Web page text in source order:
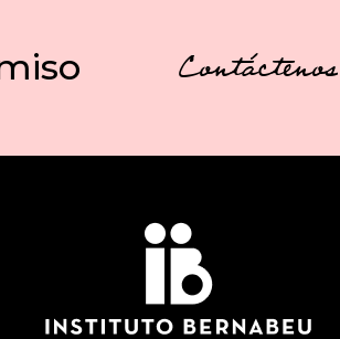
Contáctenos